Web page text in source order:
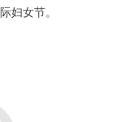
妇女节。